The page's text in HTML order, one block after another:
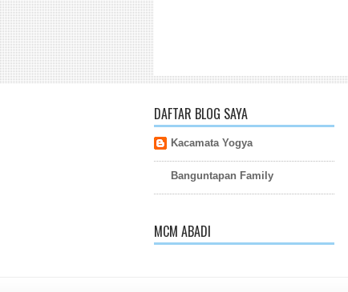
DAFTAR BLOG SAYA
Kacamata Yogya
Banguntapan Family
MCM ABADI